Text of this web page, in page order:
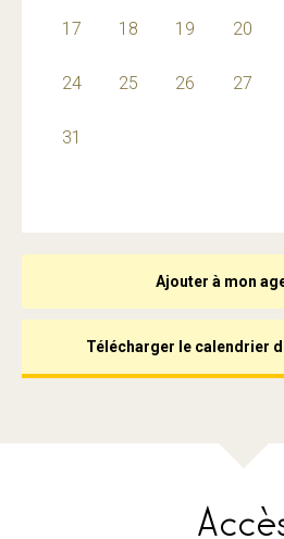
17 18 19 20
24 25 26 27
31
←
Ajouter à mon
Télécharger le calendrier